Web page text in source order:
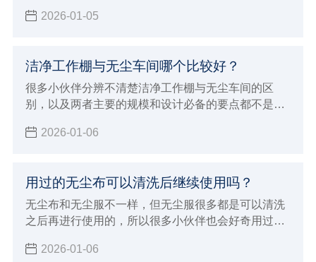
喷雾正确用，了解正确的使用领域，也可以对照一下
2026-01-05
洁净工作棚与无尘车间哪个比较好？
很多小伙伴分辨不清楚洁净工作棚与无尘车间的区
别，以及两者主要的规模和设计必备的要点都不是很
的应用领域是不一样的，所以本次小辉来做详细的介
2026-01-06
用过的无尘布可以清洗后继续使用吗？
无尘布和无尘服不一样，但无尘服很多都是可以清洗
之后再进行使用的，所以很多小伙伴也会好奇用过的
家一下，让大家对无尘布产品有个基本的认识和了
2026-01-06